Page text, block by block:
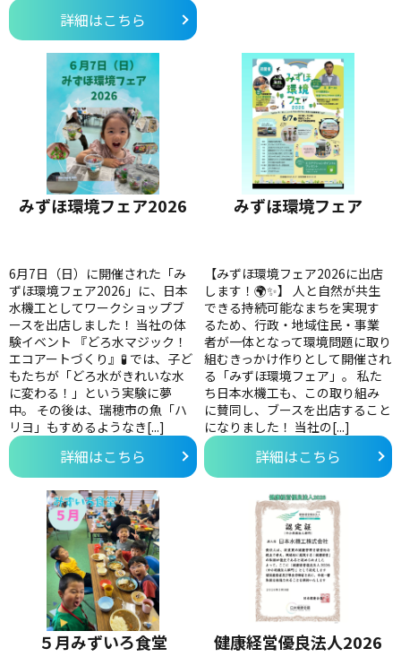
詳細はこちら
みずほ環境フェア2026
6月7日（日）に開催された「み
ずほ環境フェア2026」に、日本
水機工としてワークショップブ
ースを出店しました！ 当社の体
験イベント 『どろ水マジック！
エコアートづくり』🧪 では、子ど
もたちが「どろ水がきれいな水
に変わる！」という実験に夢
中。 その後は、瑞穂市の魚「ハ
リヨ」もすめるようなき[...]
詳細はこちら
みずほ環境フェア
【みずほ環境フェア2026に出店
します！🌍✨】 人と自然が共生
できる持続可能なまちを実現す
るため、行政・地域住民・事業
者が一体となって環境問題に取り
組むきっかけ作りとして開催され
る「みずほ環境フェア」。 私た
ち日本水機工も、この取り組み
に賛同し、ブースを出店すること
になりました！ 当社の[...]
詳細はこちら
５月みずいろ食堂 健康経営優良法人2026